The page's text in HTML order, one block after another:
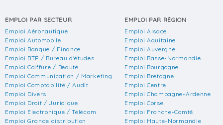
EMPLOI PAR SECTEUR
Emploi Aéronautique
Emploi Automobile
Emploi Banque / Finance
Emploi BTP / Bureau d'études
Emploi Coiffure / Beauté
Emploi Communication / Marketing
Emploi Comptabilité / Audit
Emploi Divers
Emploi Droit / Juridique
Emploi Electronique / Télécom
Emploi Grande distribution
EMPLOI PAR RÉGION
Emploi Alsace
Emploi Aquitaine
Emploi Auvergne
Emploi Basse-Normandie
Emploi Bourgogne
Emploi Bretagne
Emploi Centre
Emploi Champagne-Ardenne
Emploi Corse
Emploi Franche-Comté
Emploi Haute-Normandie